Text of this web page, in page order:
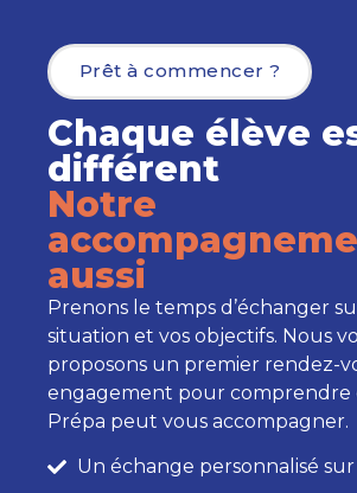
Chaque élève
différent
Notre
aussi
Prêt à commencer ?
Prenons le temps d’échanger
situation et vos objectifs. Nous
proposons un premier rendez-
engagement pour comprendre
Prépa peut vous accompagner.
Un échange personnalisé